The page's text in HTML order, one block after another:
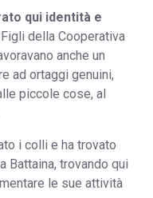
qui identità e
della Cooperativa
anche un
ad ortaggi genuini,
piccole cose, al
i colli e ha trovato
Battaina, trovando qui
le sue attività